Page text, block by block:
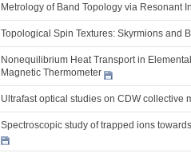
Metrology of Band Topology via Resonant
Topological Spin Textures: Skyrmions and
Nonequilibrium Heat Transport in
Magnetic Thermometer
Ultrafast optical studies on CDW collective
Spectroscopic study of trapped ions